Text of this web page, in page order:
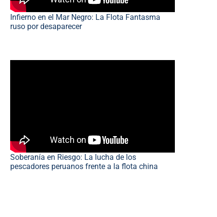
Infierno en el Mar Negro: La Flota Fantasma
ruso por desaparecer
Soberanía en Riesgo: La lucha de los
pescadores peruanos frente a la flota china